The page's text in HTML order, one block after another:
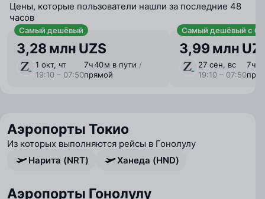
Цены, которые пользователи нашли за последние 48
часов
Самый дешёвый
3,28 млн UZS
1 окт, чт
19:10 – 07:50
7 ⁠ч 40 ⁠м в пути /
прямой
Самый дешёвый с
3,99 млн
27 сен, вс
19:10 – 07:50
7 ⁠ч
Аэропорты Токио
Из которых выполняются рейсы в Гонолулу
Нарита (NRT)
Ханеда (HND)
Аэропорты Гонолулу